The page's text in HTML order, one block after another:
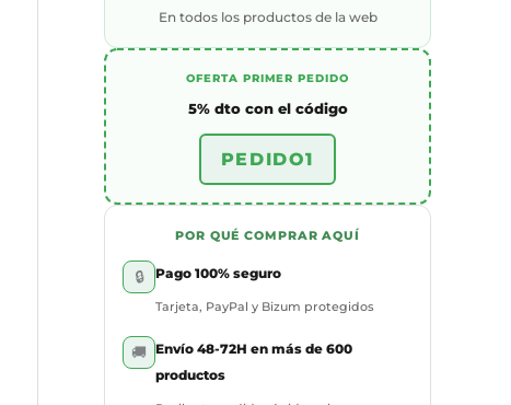
En todos los productos de la web
OFERTA PRIMER PEDIDO
5% dto con el código
PEDIDO1
POR QUÉ COMPRAR AQUÍ
🔒 Pago 100% seguro
Tarjeta, PayPal y Bizum protegidos
🚚 Envío 48-72H en más de 600
productos